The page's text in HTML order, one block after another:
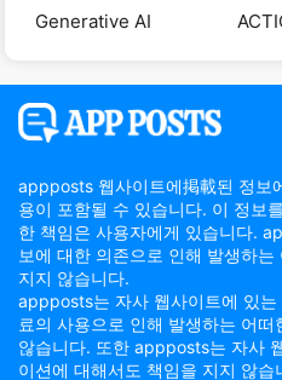
Generative AI
appposts 웹사이트에掲載된 정보
용이 포함될 수 있습니다. 이 정보
한 책임은 사용자에게 있습니다.
보에 대한 의존으로 인해 발생하
지지 않습니다.
appposts는 자사 웹사이트에 있
료의 사용으로 인해 발생하는 어
않습니다. 또한 appposts는 자사
이션에 대해서도 책임을 지지 않습